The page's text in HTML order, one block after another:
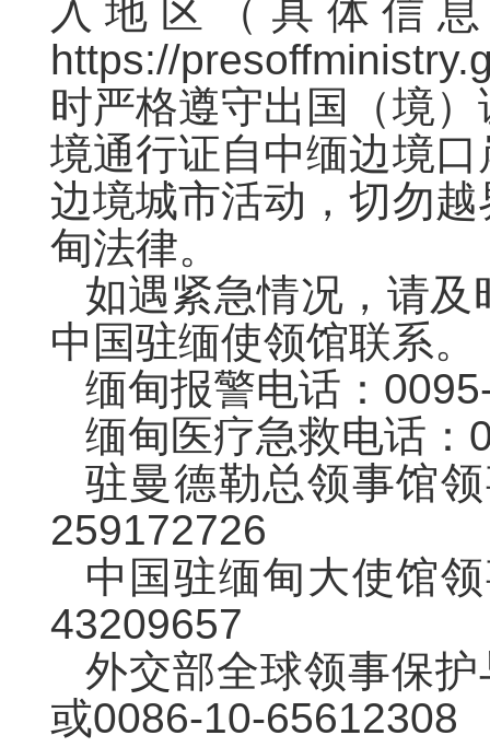
入地区（具体信
https://
时严格遵守出国（境
境通行证自中缅边境
边境城市活动，切勿
甸法律。
如遇紧急情况，请
中国驻缅使领馆联系。
缅甸报警电话：
缅甸医疗急救电话：
驻曼德勒总领事馆
259172726
中国驻缅甸大使馆
43209657
外交部全球领事保
或0086-10-65612308